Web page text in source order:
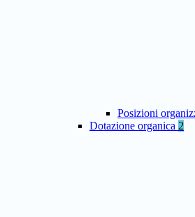
Posizioni
Dotazione organica 2